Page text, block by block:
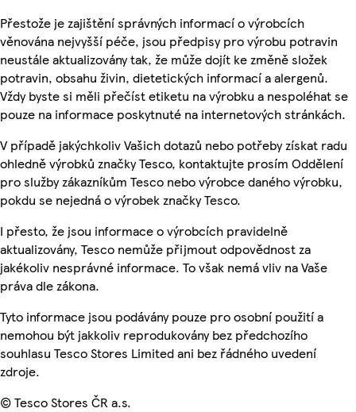
Přestože je zajištění správných informací o výrobcích
věnována nejvyšší péče, jsou předpisy pro výrobu potravin
neustále aktualizovány tak, že může dojít ke změně složek
potravin, obsahu živin, dietetických informací a alergenů.
Vždy byste si měli přečíst etiketu na výrobku a nespoléhat se
pouze na informace poskytnuté na internetových stránkách.
V případě jakýchkoliv Vašich dotazů nebo potřeby získat radu
ohledně výrobků značky Tesco, kontaktujte prosím Oddělení
pro služby zákazníkům Tesco nebo výrobce daného výrobku,
pokdu se nejedná o výrobek značky Tesco.
I přesto, že jsou informace o výrobcích pravidelně
aktualizovány, Tesco nemůže přijmout odpovědnost za
jakékoliv nesprávné informace. To však nemá vliv na Vaše
práva dle zákona.
Tyto informace jsou podávány pouze pro osobní použití a
nemohou být jakkoliv reprodukovány bez předchozího
souhlasu Tesco Stores Limited ani bez řádného uvedení
zdroje.
© Tesco Stores ČR a.s.